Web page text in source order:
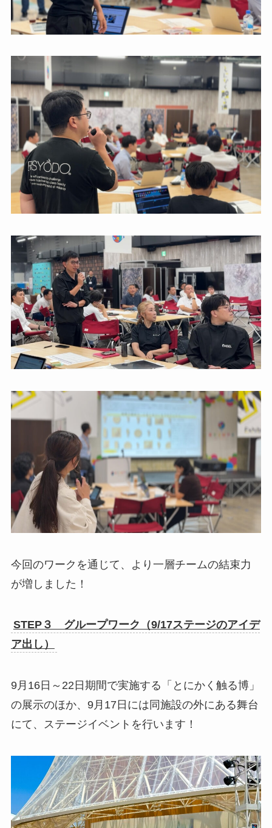
今回のワークを通じて、より一層チームの結束力
が増しました！
STEP３ グループワーク（9/17ステージのアイデ
ア出し）
9月16日～22日期間で実施する「とにかく触る博」
の展示のほか、9月17日には同施設の外にある舞台
にて、ステージイベントを行います！